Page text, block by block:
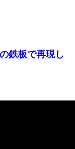
鉄板で再現し